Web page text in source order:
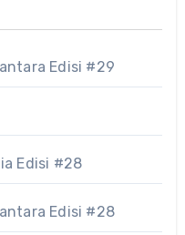
Edisi #29
Edisi #28
Edisi #28